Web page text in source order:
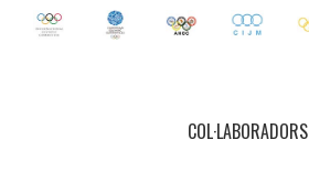
COL·LABORADORS